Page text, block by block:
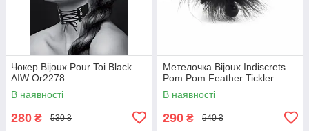
Чокер Bijoux Pour Toi Black
AIW Or2278
В наявності
280 ₴ 530 ₴
Метелочка Bijoux Indiscrets
Pom Pom Feather Tickler
В наявності
290 ₴ 540 ₴